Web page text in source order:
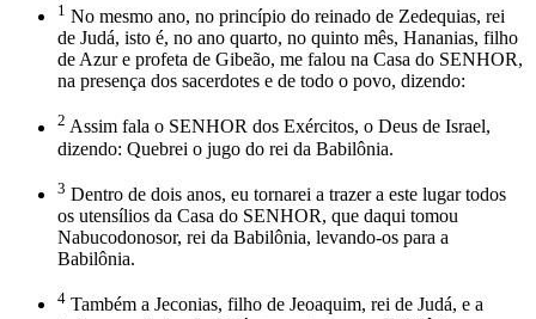
1 No mesmo ano, no princípio do reinado de Zedequias, rei
de Judá, isto é, no ano quarto, no quinto mês, Hananias, filho
de Azur e profeta de Gibeão, me falou na Casa do SENHOR,
na presença dos sacerdotes e de todo o povo, dizendo:
2 Assim fala o SENHOR dos Exércitos, o Deus de Israel,
dizendo: Quebrei o jugo do rei da Babilônia.
3 Dentro de dois anos, eu tornarei a trazer a este lugar todos
os utensílios da Casa do SENHOR, que daqui tomou
Nabucodonosor, rei da Babilônia, levando-os para a
Babilônia.
4 Também a Jeconias, filho de Jeoaquim, rei de Judá, e a